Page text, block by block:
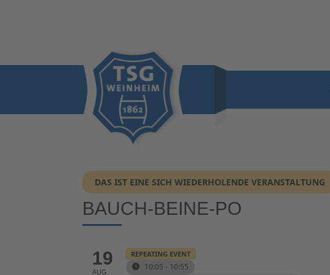
DAS IST EINE SICH WIEDERHOLENDE VERANSTALTUNG
BAUCH-BEINE-PO
19
AUG.
REPEATING EVENT
10:05 - 10:55